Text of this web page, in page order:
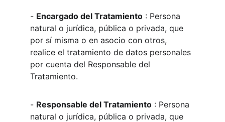
- Encargado del Tratamiento : Persona
natural o jurídica, pública o privada, que
por sí misma o en asocio con otros,
realice el tratamiento de datos personales
por cuenta del Responsable del
Tratamiento.
- Responsable del Tratamiento : Persona
natural o jurídica, pública o privada, que